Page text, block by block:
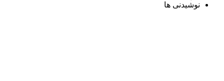
نوشیدنی ها